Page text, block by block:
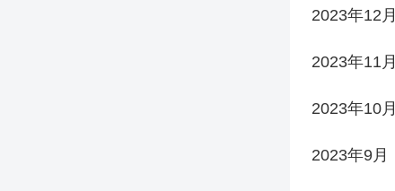
2023年12月
2023年11月
2023年10月
2023年9月